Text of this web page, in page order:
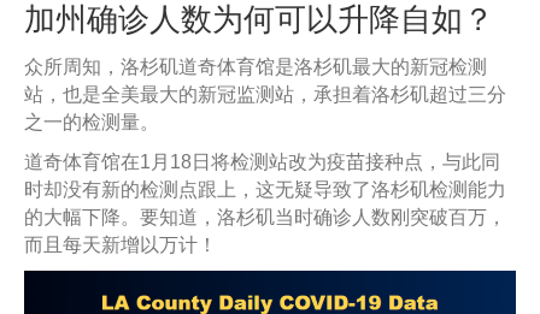
加州确诊人数为何可以升降自如？
众所周知，洛杉矶道奇体育馆是洛杉矶最大的新冠检测
站，也是全美最大的新冠监测站，承担着洛杉矶超过三分
之一的检测量。
道奇体育馆在1月18日将检测站改为疫苗接种点，与此同
时却没有新的检测点跟上，这无疑导致了洛杉矶检测能力
的大幅下降。要知道，洛杉矶当时确诊人数刚突破百万，
而且每天新增以万计！